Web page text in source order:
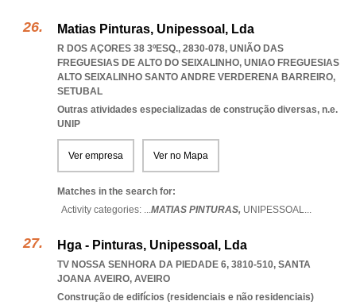
Matias Pinturas, Unipessoal, Lda
R DOS AÇORES 38 3ºESQ., 2830-078, UNIÃO DAS
FREGUESIAS DE ALTO DO SEIXALINHO, UNIAO FREGUESIAS
ALTO SEIXALINHO SANTO ANDRE VERDERENA BARREIRO,
SETUBAL
Outras atividades especializadas de construção diversas, n.e.
UNIP
Ver empresa Ver no Mapa
Matches in the search for:
Activity categories: ...MATIAS PINTURAS, UNIPESSOAL...
Hga - Pinturas, Unipessoal, Lda
TV NOSSA SENHORA DA PIEDADE 6, 3810-510, SANTA
JOANA AVEIRO, AVEIRO
Construção de edifícios (residenciais e não residenciais)